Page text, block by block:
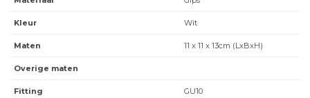
Kleur Wit
Maten 11 x 11 x 13cm (LxBxH)
Overige maten
Fitting GU10